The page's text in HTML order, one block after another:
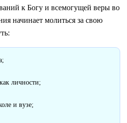
к Богу и всемогущей веры во
начинает молиться за свою
личности;
и вузе;